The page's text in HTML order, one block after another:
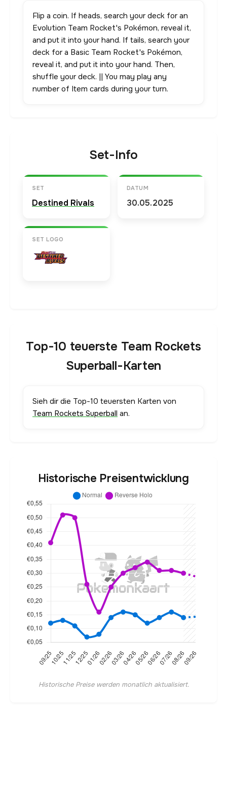
Flip a coin. If heads, search your deck for an
Evolution Team Rocket's Pokémon, reveal it,
and put it into your hand. If tails, search your
deck for a Basic Team Rocket's Pokémon,
reveal it, and put it into your hand. Then,
shuffle your deck. || You may play any
number of Item cards during your turn.
Set-Info
SET
Destined Rivals
DATUM
30.05.2025
SET LOGO
Top-10 teuerste Team Rockets
Superball-Karten
Sieh dir die Top-10 teuersten Karten von
Team Rockets Superball an.
Historische Preisentwicklung
Historische Preise werden monatlich aktualisiert.